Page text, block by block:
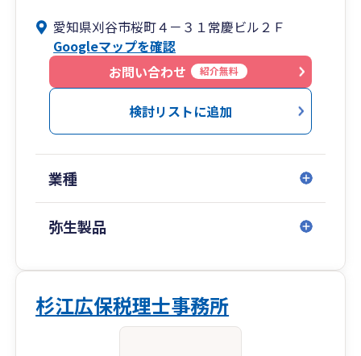
愛知県刈谷市桜町４－３１常慶ビル２Ｆ
Googleマップを確認
お問い合わせ
紹介無料
検討リストに追加
業種
弥生製品
杉江広保税理士事務所